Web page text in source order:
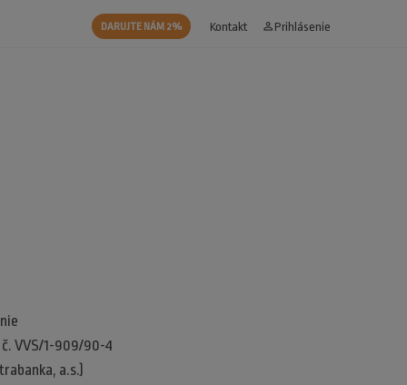
DARUJTE NÁM 2% Kontakt person_outline Prihlásenie
č. VVS/1-909/90-4
a.s.)